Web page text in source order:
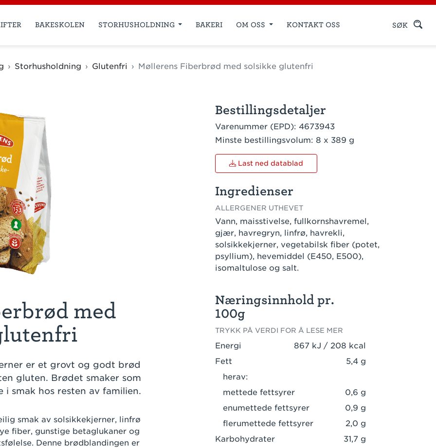
BAKESKOLEN STORHUSHOLDNING BAKERI OM OSS KONTAKT OSS SØK
Storhusholdning Glutenfri Møllerens Fiberbrød med solsikke glutenfri
med
er et grovt og godt brød
gluten. Brødet smaker som
smak hos resten av familien.
smak av solsikkekjerner, linfrø
fiber, gunstige betaglukaner og
Denne brødblandingen er
Bestillingsdetaljer
Varenummer (EPD): 4673943
Minste bestillingsvolum: 8 x 389 g
Last ned datablad
Ingredienser
ALLERGENER UTHEVET
Vann, maisstivelse, fullkornshavremel,
gjær, havregryn, linfrø, havrekli,
solsikkekjerner, vegetabilsk fiber (potet,
psyllium), hevemiddel (E450, E500),
isomaltulose og salt.
Næringsinnhold pr.
100g
TRYKK PÅ VERDI FOR Å LESE MER
Energi
867 kJ / 208 kcal
Fett
5,4 g
herav:
mettede fettsyrer
0,6 g
enumettede fettsyrer
0,9 g
flerumettede fettsyrer
2,0 g
Karbohydrater
31,7 g